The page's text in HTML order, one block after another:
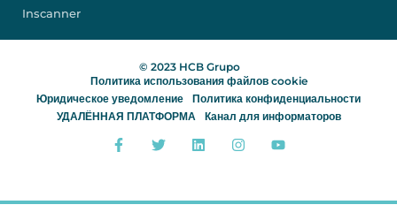
Inscanner
© 2023 HCB Grupo
Политика использования файлов cookie
Юридическое уведомление
Политика конфиденциальности
УДАЛЁННАЯ ПЛАТФОРМА
Канал для информаторов